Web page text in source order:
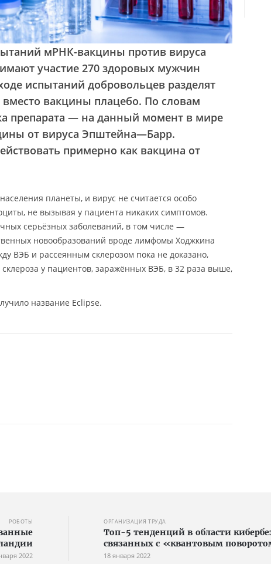
мРНК-вакцины против вируса
участие 270 здоровых мужчин
испытаний добровольцев разделят
вакцины плацебо. По словам
препарата — на данный момент в мире
от вируса Эпштейна—Барр.
примерно как вакцина от
планеты, и вирус не считается особо
не вызывая у пациента никаких симптомов.
серьёзных заболеваний, в том числе —
новообразований вроде лимфомы Ходжкина
ВЭБ и рассеянным склерозом пока не доказано,
у пациентов, заражённых ВЭБ, в 32 раза выше,
название Eclipse.
РОБОТЫ
2022
ОРГАНИЗАЦИЯ ТРУДА
Топ-5 тенденций в области
связанных с «квантовым
18 января 2022